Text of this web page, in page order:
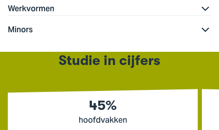
Werkvormen
Minors
Studie in cijfers
45%
hoofdvakken